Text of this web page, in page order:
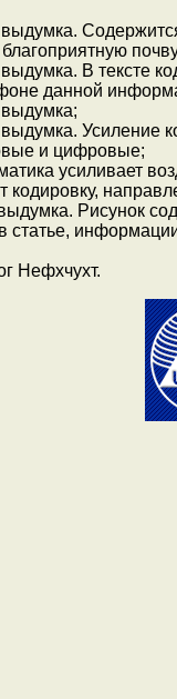
В тексте
данной
Усиление
и цифровые;
усиливает
кодировку,
Рисунок
статье,
Нефхчухт.